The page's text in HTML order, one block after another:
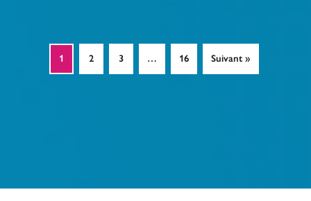
1 2 3 … 16 Suivant »